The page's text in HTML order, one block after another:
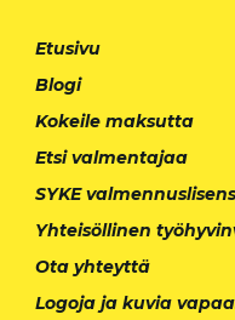
Etusivu
Blogi
Kokeile maksutta
Etsi valmentajaa
SYKE
Yhteisöllinen
Ota yhteyttä
Logoja ja kuvia